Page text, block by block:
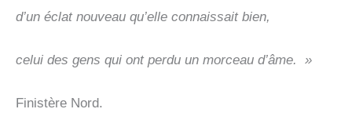
d’un éclat nouveau qu’elle connaissait bien,
celui des gens qui ont perdu un morceau d’âme. »
Finistère Nord.